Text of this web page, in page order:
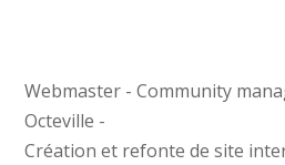
Webmaster - Community
Octeville -
Création et refonte de site